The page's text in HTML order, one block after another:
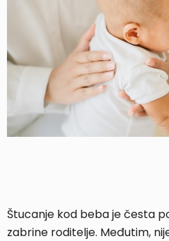
Štucanje kod beba je česta
zabrine roditelje. Međutim,